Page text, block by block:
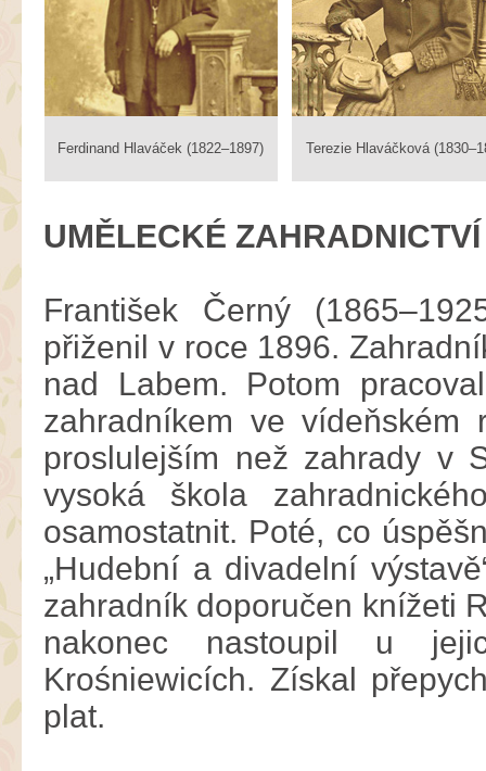
Ferdinand Hlaváček (1822–1897) Terezie Hlaváčková
UMĚLECKÉ ZAHRADNICTVÍ
František Černý
přiženil v roce 1896.
nad Labem. Potom
zahradníkem ve vídeňském
proslulejším než zahrady v
vysoká škola
osamostatnit. Poté, co
„Hudební a divadelní
zahradník doporučen knížeti
nakonec nastoupil u
Krośniewicích. Získal
plat.